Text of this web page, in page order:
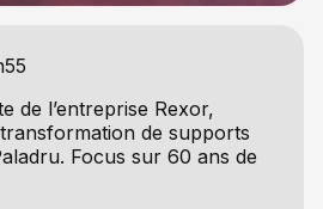
de l’entreprise Rexor,
de supports
Focus sur 60 ans de